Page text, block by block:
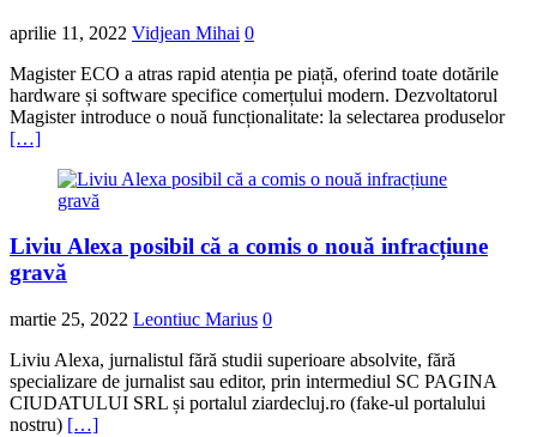
aprilie 11, 2022 Vidjean Mihai 0
Magister ECO a atras rapid atenția pe piață, oferind toate dotările
hardware și software specifice comerțului modern. Dezvoltatorul
Magister introduce o nouă funcționalitate: la selectarea produselor
[…]
Liviu Alexa posibil că a comis o nouă infracțiune
gravă
martie 25, 2022 Leontiuc Marius 0
Liviu Alexa, jurnalistul fără studii superioare absolvite, fără
specializare de jurnalist sau editor, prin intermediul SC PAGINA
CIUDATULUI SRL și portalul ziardecluj.ro (fake-ul portalului
nostru) […]